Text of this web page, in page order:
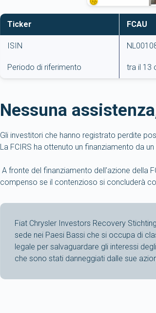
Ticker FCAU
ISIN
Periodo di riferimento tra il 13
Nessuna
Gli investitori che hanno registrato perdite
La FCIRS ha ottenuto un finanziamento da
A fronte del finanziamento dell'azione della
compenso se il contenzioso si concluderà
Fiat Chrysler Investors Recovery
sede nei Paesi Bassi che si occupa di
legale per salvaguardare gli interessi
che sono stati danneggiati dalle sue